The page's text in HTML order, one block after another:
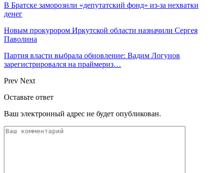
В Братске заморозили «депутатский фонд» из‑за нехватки
денег
Новым прокурором Иркутской области назначили Сергея
Паволина
Партия власти выбрала обновление: Вадим Логунов
зарегистрировался на праймериз…
Prev Next
Оставьте ответ
Ваш электронный адрес не будет опубликован.